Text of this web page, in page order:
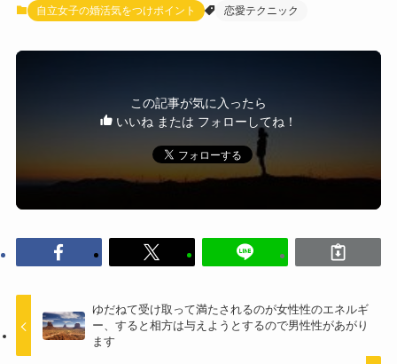
自立女子の婚活気をつけポイント 恋愛テクニック
この記事が気に入ったら
いいね または フォローしてね！
ゆだねて受け取って満たされるのが女性性のエネルギ
ー、すると相方は与えようとするので男性性があがり
ます